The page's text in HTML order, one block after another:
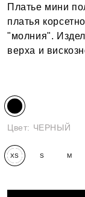
Платье мини
платья
"молния".
верха и
Цвет: ЧЕРНЫЙ
XS S M